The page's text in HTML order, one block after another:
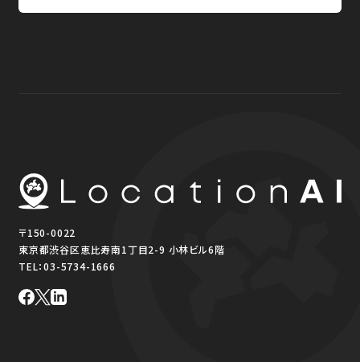
〒150-0022
東京都渋谷区恵比寿南1丁目2-9 小林ビル6階
TEL：03-5734-1666